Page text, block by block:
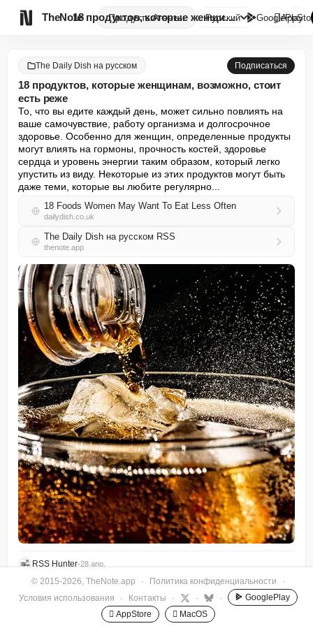
TheNote ПродуктыАгенты 18 продуктов, которые женщинам...
Русский GooglePlay

The Daily Dish на русском Подписаться
18 продуктов, которые женщинам, возможно, стоит
есть реже
То, что вы едите каждый день, может сильно повлиять на
ваше самочувствие, работу организма и долгосрочное
здоровье. Особенно для женщин, определенные продукты
могут влиять на гормоны, прочность костей, здоровье
сердца и уровень энергии таким образом, который легко
упустить из виду. Некоторые из этих продуктов могут быть
даже теми, которые вы любите регулярно...
18 Foods Women May Want To Eat Less Often
dailydish.co.uk
The Daily Dish на русском RSS
thenote.app
RSS Hunter•28 апр.
© 2015-2026, TheNote.app · Политика конфиденциальности
·
Условия использования
· Контакты · · ·
GooglePlay
 AppStore
 MacOS